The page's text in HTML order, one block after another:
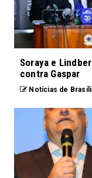
Soraya e
contra Gaspar
Notícias de